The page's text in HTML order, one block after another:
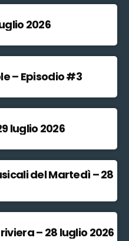
2026
– Episodio #3
luglio 2026
del Martedì – 28
– 28 luglio 2026